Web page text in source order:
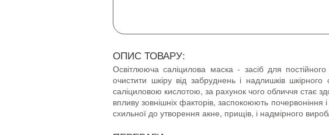
ОПИС ТОВАРУ:
Освітлююча саліцилова маска - засіб для
очистити шкіру від забруднень і надлишків
саліциловою кислотою, за рахунок чого обличчя стає
впливу зовнішніх факторів, заспокоюють
схильної до утворення акне, прищів, і надмірного